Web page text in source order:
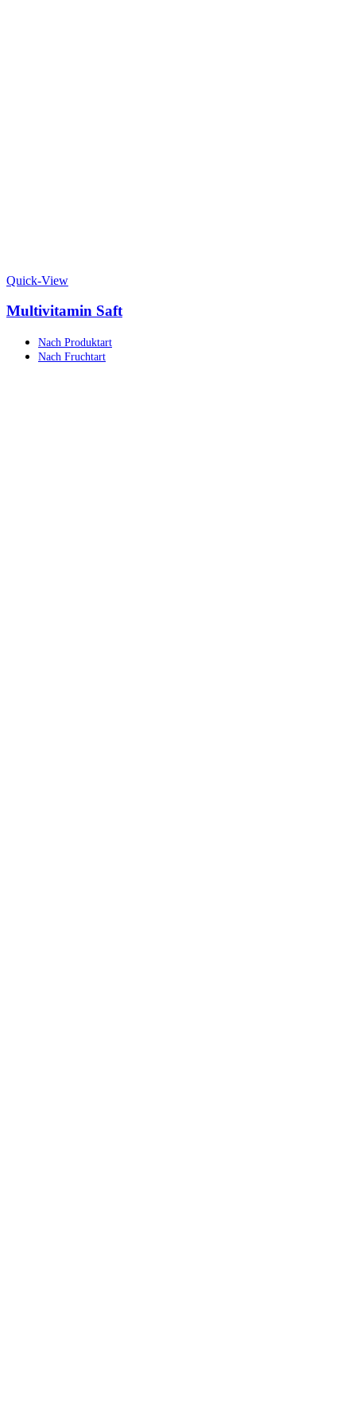
Quick-View
Multivitamin Saft
Nach Produktart
Nach Fruchtart